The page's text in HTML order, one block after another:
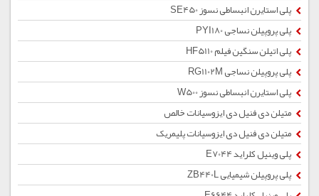
پلی استایرن انبساطی نسوز SE450
پلی پروپیلن نساجی PYI180
پلی اتیلن سنگین فیلم HF5110
پلی پروپیلن نساجی RG1102M
پلی استایرن انبساطی نسوز W500
متیلن دی فنیل دی ایزوسیانات خالص
متیلن دی فنیل دی ایزوسیانات پلیمریک
پلی وینیل کلراید E7044
پلی پروپیلن شیمیایی ZB440L